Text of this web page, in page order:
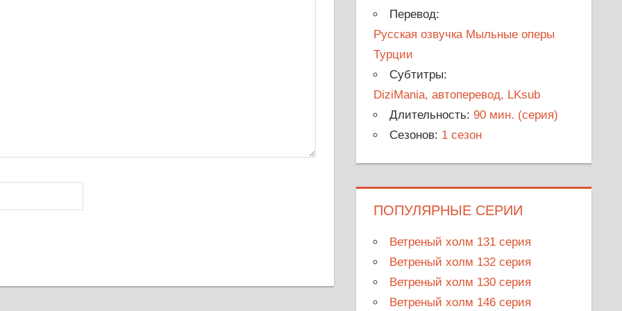
Перевод:
Русская озвучка Мыльные оперы
Турции
Субтитры:
DiziMania, автоперевод, LKsub
Длительность:90 мин. (серия)
Сезонов: 1 сезон
ПОПУЛЯРНЫЕ СЕРИИ
Ветреный холм 131 серия
Ветреный холм 132 серия
Ветреный холм 130 серия
Ветреный холм 146 серия